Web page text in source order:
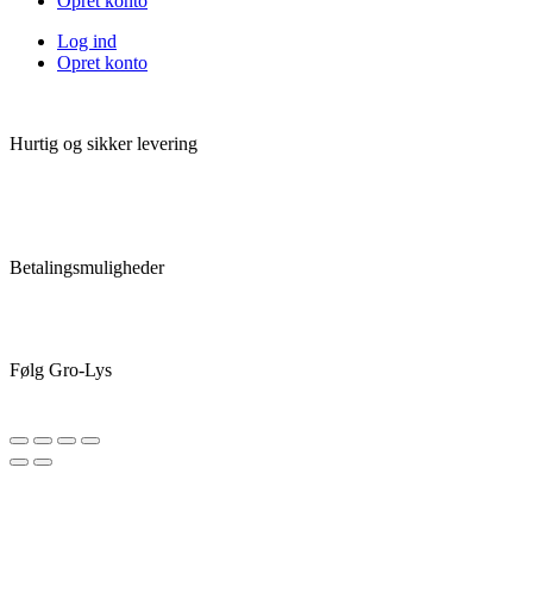
Log ind
Opret konto
Hurtig og sikker levering
Betalingsmuligheder
Følg Gro-Lys